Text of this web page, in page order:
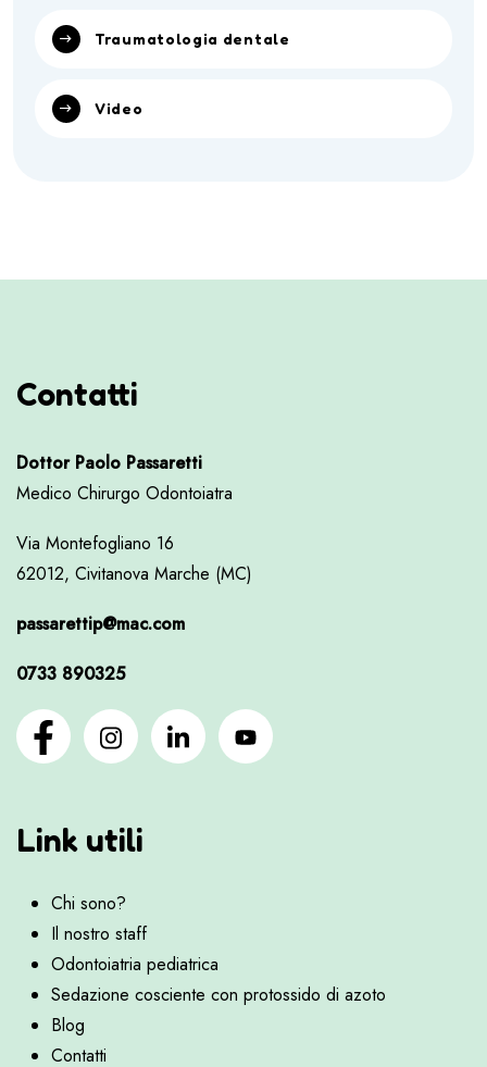
Traumatologia dentale
Video
Contatti
Dottor Paolo Passaretti
Medico Chirurgo Odontoiatra
Via Montefogliano 16
62012, Civitanova Marche (MC)
passarettip@mac.com
0733 890325
Link utili
Chi sono?
Il nostro staff
Odontoiatria pediatrica
Sedazione cosciente con protossido di azoto
Blog
Contatti